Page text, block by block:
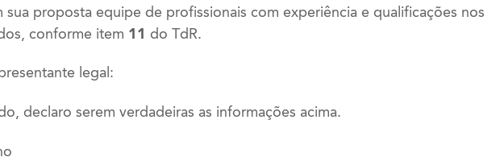
sua proposta equipe de profissionais com experiência e qualificações nos
conforme item 11 do TdR.
legal:
declaro serem verdadeiras as informações acima.